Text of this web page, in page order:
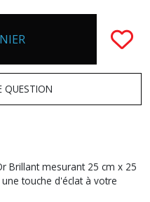
Brillant mesurant 25 cm x 25
touche d'éclat à votre